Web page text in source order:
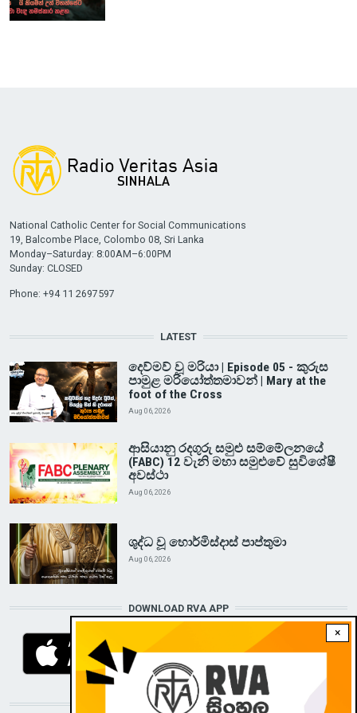
×
National Catholic Center for Social Communications
19, Balcombe Place, Colombo 08, Sri Lanka
Monday–Saturday: 8:00AM–6:00PM
Sunday: CLOSED
Phone: +94 11 2697597
LATEST
දෙව්මව් වූ මරියා | Episode 05 - කුරුස
පාමුළ මරියෝත්තමාවන් | Mary at the
foot of the Cross
Aug 06, 2026
ආසියානු රදගුරු සමුළු සම්මේලනයේ
(FABC) 12 වැනි මහා සමුළුවේ සුවිශේෂී
අවස්ථා
Aug 06, 2026
ශුද්ධ වූ හොර්මිස්දාස් පාප්තුමා
Aug 06, 2026
DOWNLOAD RVA APP
STAY CONNECTED WITH US!